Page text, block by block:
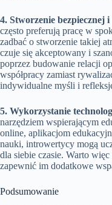
4. Stworzenie bezpiecznej
często preferują pracę w
zadbać o stworzenie takiej
czuje się akceptowany i
poprzez budowanie relacji
współpracy zamiast
indywidualne myśli i
5. Wykorzystanie
narzędziem wspierającym
online, aplikacjom
nauki, introwertycy mogą
dla siebie czasie. Warto
zapewnić im dodatkowe
Podsumowanie